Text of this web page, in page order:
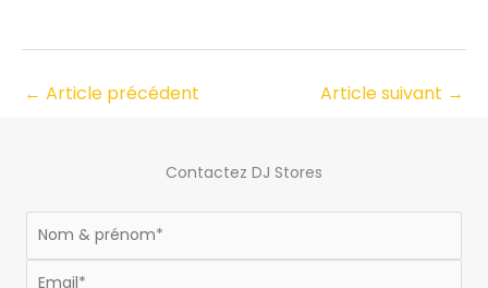
← Article précédent Article suivant →
Contactez DJ Stores
footer